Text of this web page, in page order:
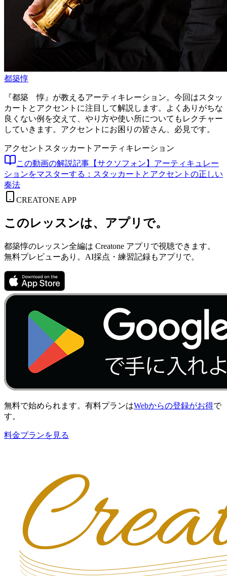
都築惇
『都築 惇』が教えるアーティキレーション。今回はスタッ
カートとアクセントに注目して解説します。よくありがちな
良くない例を交えて、やり方や使い所についてもレクチャー
していきます。アクセントにお困りの皆さん、必見です。
アクセント スタッカート アーティキレーション
この動画の解説記事 【サクソフォン】アーティキュレー
ションをマスターする：スタッカートとアクセントの正しい
奏法
CREATONE APP
このレッスンは、アプリで。
都築惇のレッスン全編は Creatone アプリで視聴できます。
無料プレビューあり。AI採点・練習記録もアプリで。
無料で始められます。有料プランはWebからの登録がお得で
す。
料金プランを見る